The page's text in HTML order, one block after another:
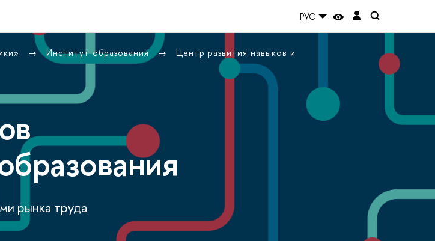
РУС
Институт образования
Центр развития навыков и
рынка труда